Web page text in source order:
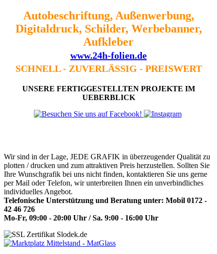
Autobeschriftung, Außenwerbung,
Digitaldruck, Schilder, Werbebanner,
Aufkleber
www.24h-folien.de
SCHNELL - ZUVERLÄSSIG - PREISWERT
UNSERE FERTIGGESTELLTEN PROJEKTE IM
UEBERBLICK
Wir sind in der Lage, JEDE GRAFIK in überzeugender Qualität zu
plotten / drucken und zum attraktiven Preis herzustellen. Sollten Sie
Ihre Wunschgrafik bei uns nicht finden, kontaktieren Sie uns gerne
per Mail oder Telefon, wir unterbreiten Ihnen ein unverbindliches
individuelles Angebot.
Telefonische Unterstützung und Beratung unter: Mobil 0172 -
42 46 726
Mo-Fr, 09:00 - 20:00 Uhr / Sa. 9:00 - 16:00 Uhr